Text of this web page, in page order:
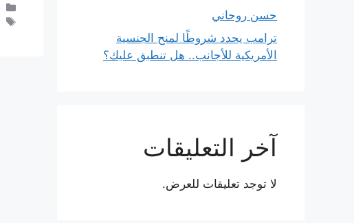
حسن روحاني
ترامب يحدد شروطًا لمنح الجنسية
الأمريكية للأجانب.. هل تنطبق عليك؟
آخر التعليقات
لا توجد تعليقات للعرض.